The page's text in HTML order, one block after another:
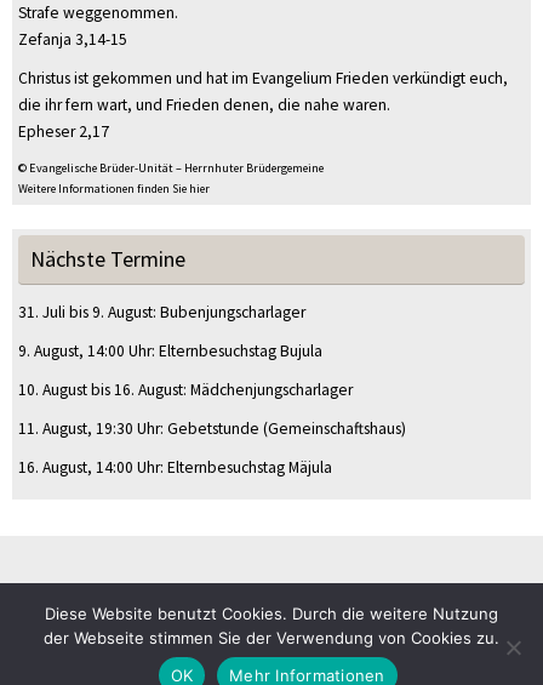
Strafe weggenommen.
Zefanja 3,14-15
Christus ist gekommen und hat im Evangelium Frieden verkündigt euch,
die ihr fern wart, und Frieden denen, die nahe waren.
Epheser 2,17
© Evangelische Brüder-Unität – Herrnhuter Brüdergemeine
Weitere Informationen finden Sie hier
Nächste Termine
31. Juli bis9. August: Bubenjungscharlager
9. August, 14:00 Uhr: Elternbesuchstag Bujula
10. Augustbis16. August: Mädchenjungscharlager
11. August, 19:30 Uhr: Gebetstunde (Gemeinschaftshaus)
16. August, 14:00 Uhr: Elternbesuchstag Mäjula
© CVJM Sulz am Eck e.V.
Impressum
Datenschutz
Diese Website benutzt Cookies. Durch die weitere Nutzung
der Webseite stimmen Sie der Verwendung von Cookies zu.
OK
Mehr Informationen